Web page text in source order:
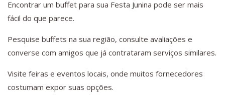
Encontrar um buffet para sua Festa Junina pode ser mais
fácil do que parece.
Pesquise buffets na sua região, consulte avaliações e
converse com amigos que já contrataram serviços similares.
Visite feiras e eventos locais, onde muitos fornecedores
costumam expor suas opções.